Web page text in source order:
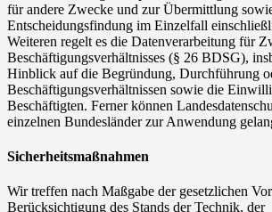
für andere Zwecke und zur Übermittlung
Entscheidungsfindung im Einzelfall
Weiteren regelt es die Datenverarbeitung für
Beschäftigungsverhältnisses (§ 26 BDSG),
Hinblick auf die Begründung, Durchführung
Beschäftigungsverhältnissen sowie die
Beschäftigten. Ferner können
einzelnen Bundesländer zur Anwendung
Sicherheitsmaßnahmen
Wir treffen nach Maßgabe der gesetzlichen
Berücksichtigung des Stands der Technik, der